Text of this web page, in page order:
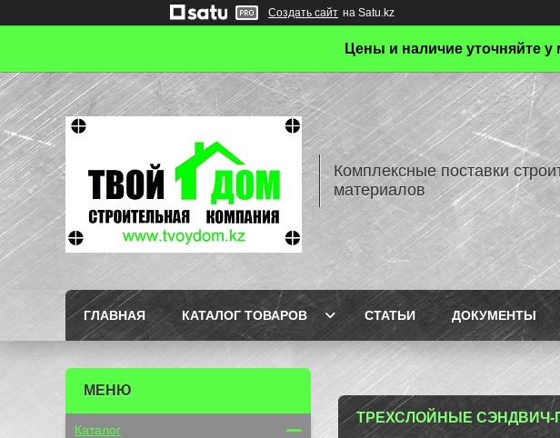
Создать сайт на Satu.kz
Цены и наличие уточняйте
Комплексные поставки
материалов
ГЛАВНАЯ КАТАЛОГ ТОВАРОВ СТАТЬИ ДОКУМЕНТЫ
ТРЕХСЛОЙНЫЕ СЭНДВИЧ-
Каталог